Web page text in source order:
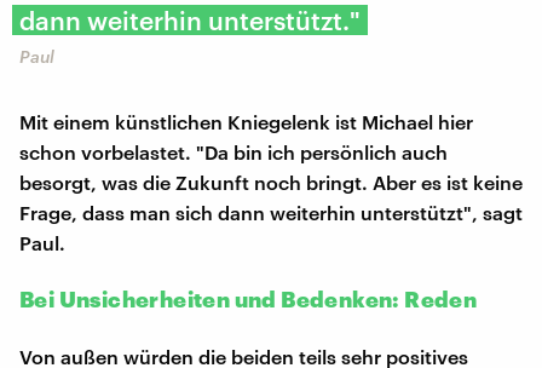
dann weiterhin unterstützt."
Paul
Mit einem künstlichen Kniegelenk ist Michael hier
schon vorbelastet. "Da bin ich persönlich auch
besorgt, was die Zukunft noch bringt. Aber es ist keine
Frage, dass man sich dann weiterhin unterstützt", sagt
Paul.
Bei Unsicherheiten und Bedenken: Reden
Von außen würden die beiden teils sehr positives